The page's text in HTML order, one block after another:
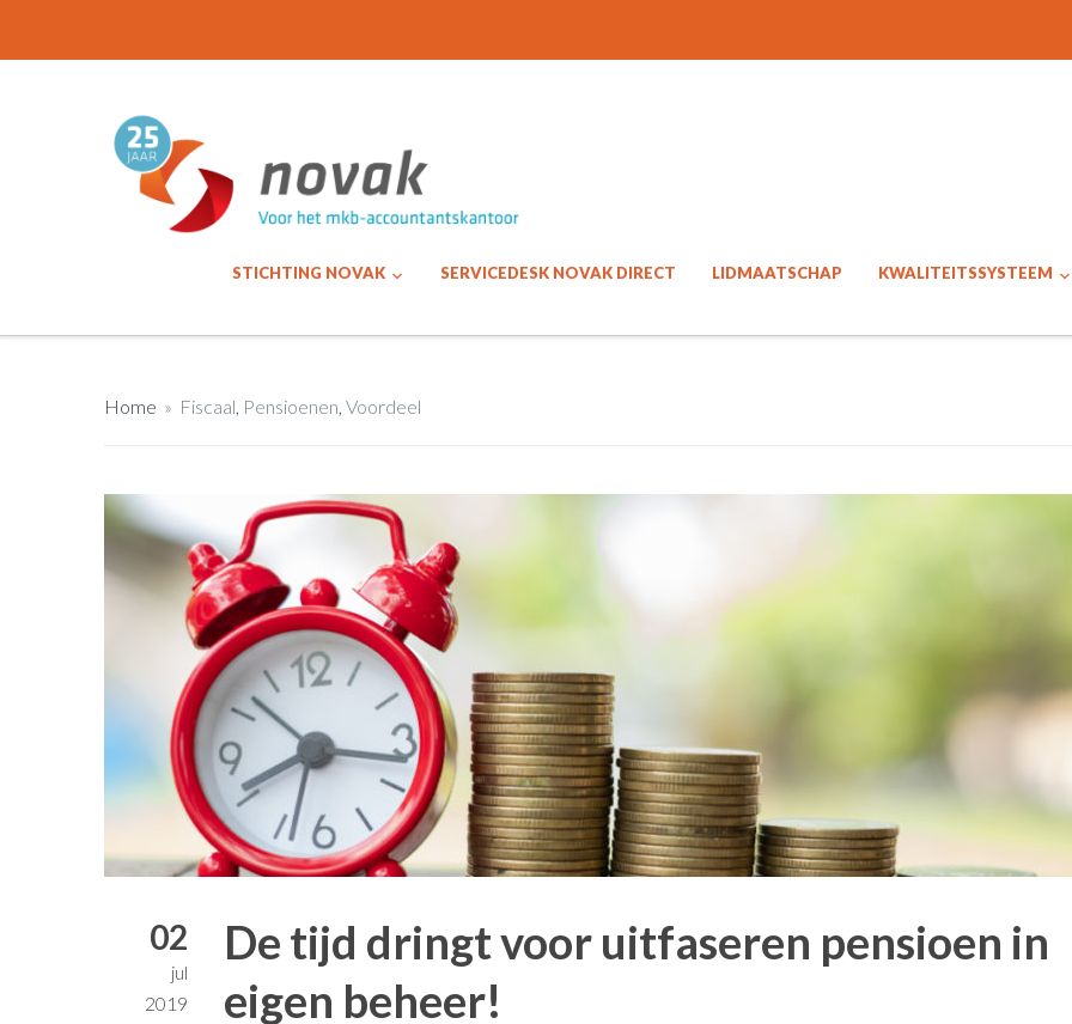
STICHTING NOVAK SERVICEDESK NOVAK DIRECT LIDMAATSCHAP KWALITEITSSYSTEEM
Home » Fiscaal, Pensioenen, Voordeel
02
jul
2019
De tijd dringt voor uitfaseren pensioen in
eigen beheer!